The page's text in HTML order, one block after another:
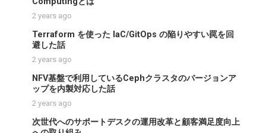
2 years ago
Terraform を使った IaC/GitOps の陥りやすい罠を回
避した話
2 years ago
NFV基盤で利用しているCephクラスタのバージョンア
ップを内製対応した話
2 years ago
次世代へのサポートデスクの運用改革と顧客満足度向上